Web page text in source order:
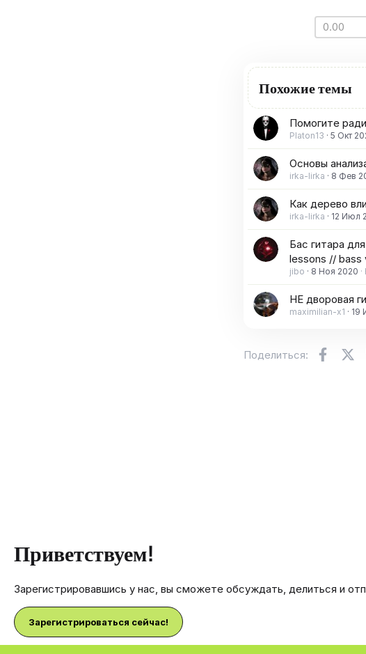
Похожие темы
Помогите
Platon13 5 Окт
Основы
irka-lirka 8 Фев
Как дерево
irka-lirka 12 Июл
Бас гитара
lessons // bass
jibo 8 Ноя 2020
НЕ дворовая
maximilian-x1 19
Поделиться:
Приветствуем!
Зарегистрировавшись у нас, вы сможете обсуждать, делиться и
Зарегистрироваться сейчас!